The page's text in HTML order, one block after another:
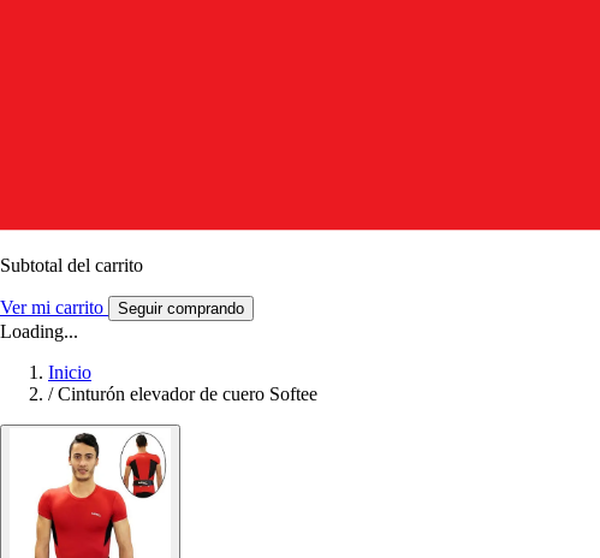
Subtotal del carrito
Ver mi carrito Seguir comprando
Loading...
Inicio
/ Cinturón elevador de cuero Softee